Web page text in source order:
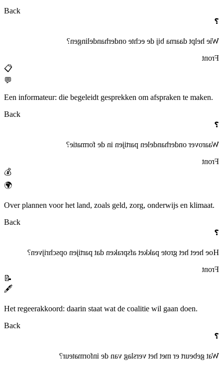
Back
❓
Wie helpt daarna bij de echte onderhandelingen?
Front
📋
💬
Een informateur: die begeleidt gesprekken om afspraken te maken.
Back
❓
Waarover onderhandelen partijen in de formatie?
Front
💰
🌍
Over plannen voor het land, zoals geld, zorg, onderwijs en klimaat.
Back
❓
Hoe heet het grote pakket afspraken dat partijen opschrijven?
Front
📝
🖋️
Het regeerakkoord: daarin staat wat de coalitie wil gaan doen.
Back
❓
Wat gebeurt er met het verslag van de informateur?